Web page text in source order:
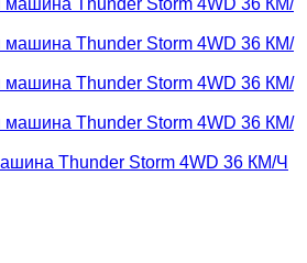
Thunder Storm 4WD 36 КМ/Ч